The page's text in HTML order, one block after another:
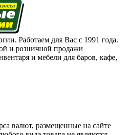
Работаем для Вас с 1991 года.
и розничной продажи
и мебели для баров, кафе,
валют, размещенные на сайте